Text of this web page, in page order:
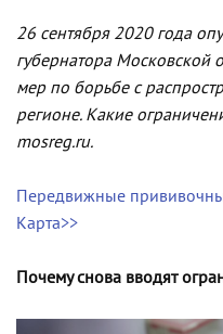
26 сентября 2020 года
губернатора Московской
мер по борьбе с
регионе. Какие
mosreg.ru.
Передвижные
Карта>>
Почему снова вводят